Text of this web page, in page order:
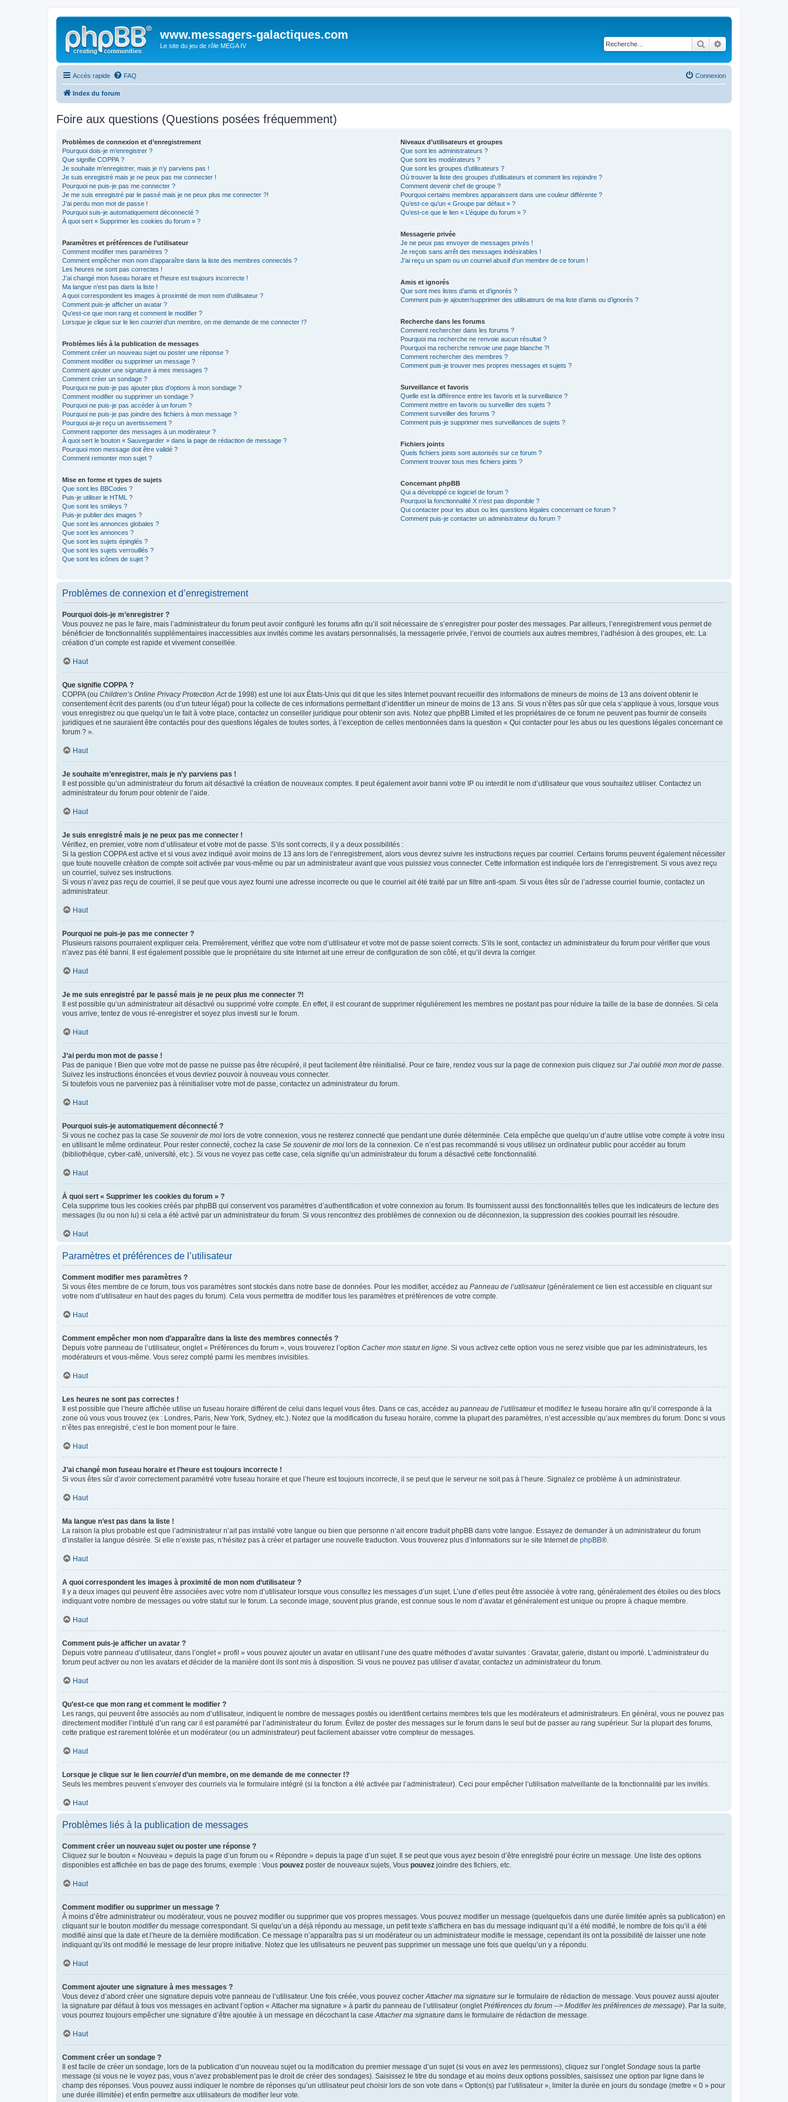
www.messagers-galactiques.com
Le site du jeu de rôle MEGA IV Rechercher
Accès rapide FAQ Connexion
Index du forum
Foire aux questions (Questions posées fréquemment)
Problèmes de connexion et d’enregistrement
Pourquoi dois-je m’enregistrer ?
Que signifie COPPA ?
Je souhaite m’enregistrer, mais je n’y parviens pas !
Je suis enregistré mais je ne peux pas me connecter !
Pourquoi ne puis-je pas me connecter ?
Je me suis enregistré par le passé mais je ne peux plus me connecter ?!
J’ai perdu mon mot de passe !
Pourquoi suis-je automatiquement déconnecté ?
À quoi sert « Supprimer les cookies du forum » ?
Paramètres et préférences de l’utilisateur
Comment modifier mes paramètres ?
Comment empêcher mon nom d’apparaître dans la liste des membres connectés ?
Les heures ne sont pas correctes !
J’ai changé mon fuseau horaire et l’heure est toujours incorrecte !
Ma langue n’est pas dans la liste !
A quoi correspondent les images à proximité de mon nom d’utilisateur ?
Comment puis-je afficher un avatar ?
Qu’est-ce que mon rang et comment le modifier ?
Lorsque je clique sur le lien courrield’un membre, on me demande de me connecter !?
Problèmes liés à la publication de messages
Comment créer un nouveau sujet ou poster une réponse ?
Comment modifier ou supprimer un message ?
Comment ajouter une signature à mes messages ?
Comment créer un sondage ?
Pourquoi ne puis-je pas ajouter plus d’options à mon sondage ?
Comment modifier ou supprimer un sondage ?
Pourquoi ne puis-je pas accéder à un forum ?
Pourquoi ne puis-je pas joindre des fichiers à mon message ?
Pourquoi ai-je reçu un avertissement ?
Comment rapporter des messages à un modérateur ?
À quoi sert le bouton « Sauvegarder » dans la page de rédaction de message ?
Pourquoi mon message doit être validé ?
Comment remonter mon sujet ?
Mise en forme et types de sujets
Que sont les BBCodes ?
Puis-je utiliser le HTML ?
Que sont les smileys ?
Puis-je publier des images ?
Que sont les annonces globales ?
Que sont les annonces ?
Que sont les sujets épinglés ?
Que sont les sujets verrouillés ?
Que sont les icônes de sujet ?
Niveaux d’utilisateurs et groupes
Que sont les administrateurs ?
Que sont les modérateurs ?
Que sont les groupes d’utilisateurs ?
Où trouver la liste des groupes d’utilisateurs et comment les rejoindre ?
Comment devenir chef de groupe ?
Pourquoi certains membres apparaissent dans une couleur différente ?
Qu’est-ce qu’un « Groupe par défaut » ?
Qu’est-ce que le lien « L’équipe du forum » ?
Messagerie privée
Je ne peux pas envoyer de messages privés !
Je reçois sans arrêt des messages indésirables !
J’ai reçu un spam ou un courriel abusif d’un membre de ce forum !
Amis et ignorés
Que sont mes listes d’amis et d’ignorés ?
Comment puis-je ajouter/supprimer des utilisateurs de ma liste d’amis ou d’ignorés ?
Recherche dans les forums
Comment rechercher dans les forums ?
Pourquoi ma recherche ne renvoie aucun résultat ?
Pourquoi ma recherche renvoie une page blanche ?!
Comment rechercher des membres ?
Comment puis-je trouver mes propres messages et sujets ?
Surveillance et favoris
Quelle est la différence entre les favoris et la surveillance ?
Comment mettre en favoris ou surveiller des sujets ?
Comment surveiller des forums ?
Comment puis-je supprimer mes surveillances de sujets ?
Fichiers joints
Quels fichiers joints sont autorisés sur ce forum ?
Comment trouver tous mes fichiers joints ?
Concernant phpBB
Qui a développé ce logiciel de forum ?
Pourquoi la fonctionnalité X n’est pas disponible ?
Qui contacter pour les abus ou les questions légales concernant ce forum ?
Comment puis-je contacter un administrateur du forum ?
Problèmes de connexion et d’enregistrement
Pourquoi dois-je m’enregistrer ?
Vous pouvez ne pas le faire, mais l’administrateur du forum peut avoir configuré les forums afin qu’il soit nécessaire de s’enregistrer pour poster des messages. Par ailleurs, l’enregistrement vous permet de
bénéficier de fonctionnalités supplémentaires inaccessibles aux invités comme les avatars personnalisés, la messagerie privée, l’envoi de courriels aux autres membres, l’adhésion à des groupes, etc. La
création d’un compte est rapide et vivement conseillée.
Haut
Que signifie COPPA ?
COPPA (ou Children’s Online Privacy Protection Actde 1998) est une loi aux États-Unis qui dit que les sites Internet pouvant recueillir des informations de mineurs de moins de 13 ans doivent obtenir le
consentement écrit des parents (ou d’un tuteur légal) pour la collecte de ces informations permettant d’identifier un mineur de moins de 13 ans. Si vous n’êtes pas sûr que cela s’applique à vous, lorsque vous
vous enregistrez ou que quelqu’un le fait à votre place, contactez un conseiller juridique pour obtenir son avis. Notez que phpBB Limited et les propriétaires de ce forum ne peuvent pas fournir de conseils
juridiques et ne sauraient être contactés pour des questions légales de toutes sortes, à l’exception de celles mentionnées dans la question « Qui contacter pour les abus ou les questions légales concernant ce
forum ? ».
Haut
Je souhaite m’enregistrer, mais je n’y parviens pas !
Il est possible qu’un administrateur du forum ait désactivé la création de nouveaux comptes. Il peut également avoir banni votre IP ou interdit le nom d’utilisateur que vous souhaitez utiliser. Contactez un
administrateur du forum pour obtenir de l’aide.
Haut
Je suis enregistré mais je ne peux pas me connecter !
Vérifiez, en premier, votre nom d’utilisateur et votre mot de passe. S’ils sont corrects, il y a deux possibilités :
Si la gestion COPPA est active et si vous avez indiqué avoir moins de 13 ans lors de l’enregistrement, alors vous devrez suivre les instructions reçues par courriel. Certains forums peuvent également nécessiter
que toute nouvelle création de compte soit activée par vous-même ou par un administrateur avant que vous puissiez vous connecter. Cette information est indiquée lors de l’enregistrement. Si vous avez reçu
un courriel, suivez ses instructions.
Si vous n’avez pas reçu de courriel, il se peut que vous ayez fourni une adresse incorrecte ou que le courriel ait été traité par un filtre anti-spam. Si vous êtes sûr de l’adresse courriel fournie, contactez un
administrateur.
Haut
Pourquoi ne puis-je pas me connecter ?
Plusieurs raisons pourraient expliquer cela. Premièrement, vérifiez que votre nom d’utilisateur et votre mot de passe soient corrects. S’ils le sont, contactez un administrateur du forum pour vérifier que vous
n’avez pas été banni. Il est également possible que le propriétaire du site Internet ait une erreur de configuration de son côté, et qu’il devra la corriger.
Haut
Je me suis enregistré par le passé mais je ne peux plus me connecter ?!
Il est possible qu’un administrateur ait désactivé ou supprimé votre compte. En effet, il est courant de supprimer régulièrement les membres ne postant pas pour réduire la taille de la base de données. Si cela
vous arrive, tentez de vous ré-enregistrer et soyez plus investi sur le forum.
Haut
J’ai perdu mon mot de passe !
Pas de panique ! Bien que votre mot de passe ne puisse pas être récupéré, il peut facilement être réinitialisé. Pour ce faire, rendez vous sur la page de connexion puis cliquez sur J’ai oublié mon mot de passe
Suivez les instructions énoncées et vous devriez pouvoir à nouveau vous connecter.
Si toutefois vous ne parveniez pas à réinitialiser votre mot de passe, contactez un administrateur du forum.
Haut
Pourquoi suis-je automatiquement déconnecté ?
Si vous ne cochez pas la case Se souvenir de moi lors de votre connexion, vous ne resterez connecté que pendant une durée déterminée. Cela empêche que quelqu’un d’autre utilise votre compte à votre insu
en utilisant le même ordinateur. Pour rester connecté, cochez la case Se souvenir de moi lors de la connexion. Ce n’est pas recommandé si vous utilisez un ordinateur public pour accéder au forum
(bibliothèque, cyber-café, université, etc.). Si vous ne voyez pas cette case, cela signifie qu’un administrateur du forum a désactivé cette fonctionnalité.
Haut
À quoi sert « Supprimer les cookies du forum » ?
Cela supprime tous les cookies créés par phpBB qui conservent vos paramètres d’authentification et votre connexion au forum. Ils fournissent aussi des fonctionnalités telles que les indicateurs de lecture des
messages (lu ou non lu) si cela a été activé par un administrateur du forum. Si vous rencontrez des problèmes de connexion ou de déconnexion, la suppression des cookies pourrait les résoudre.
Haut
Paramètres et préférences de l’utilisateur
Comment modifier mes paramètres ?
Si vous êtes membre de ce forum, tous vos paramètres sont stockés dans notre base de données. Pour les modifier, accédez au Panneau de l’utilisateur(généralement ce lien est accessible en cliquant sur
votre nom d’utilisateur en haut des pages du forum). Cela vous permettra de modifier tous les paramètres et préférences de votre compte.
Haut
Comment empêcher mon nom d’apparaître dans la liste des membres connectés ?
Depuis votre panneau de l’utilisateur, onglet « Préférences du forum », vous trouverez l’option Cacher mon statut en ligne . Si vous activez cette option vous ne serez visible que par les administrateurs, les
modérateurs et vous-même. Vous serez compté parmi les membres invisibles.
Haut
Les heures ne sont pas correctes !
Il est possible que l’heure affichée utilise un fuseau horaire différent de celui dans lequel vous êtes. Dans ce cas, accédez au panneau de l’utilisateuret modifiez le fuseau horaire afin qu’il corresponde à la
zone où vous vous trouvez (ex : Londres, Paris, New York, Sydney, etc.). Notez que la modification du fuseau horaire, comme la plupart des paramètres, n’est accessible qu’aux membres du forum. Donc si vous
n’êtes pas enregistré, c’est le bon moment pour le faire.
Haut
J’ai changé mon fuseau horaire et l’heure est toujours incorrecte !
Si vous êtes sûr d’avoir correctement paramétré votre fuseau horaire et que l’heure est toujours incorrecte, il se peut que le serveur ne soit pas à l’heure. Signalez ce problème à un administrateur.
Haut
Ma langue n’est pas dans la liste !
La raison la plus probable est que l’administrateur n’ait pas installé votre langue ou bien que personne n’ait encore traduit phpBB dans votre langue. Essayez de demander à un administrateur du forum
d’installer la langue désirée. Si elle n’existe pas, n’hésitez pas à créer et partager une nouvelle traduction. Vous trouverez plus d’informations sur le site Internet de phpBB®.
Haut
A quoi correspondent les images à proximité de mon nom d’utilisateur ?
Il y a deux images qui peuvent être associées avec votre nom d’utilisateur lorsque vous consultez les messages d’un sujet. L’une d’elles peut être associée à votre rang, généralement des étoiles ou des blocs
indiquant votre nombre de messages ou votre statut sur le forum. La seconde image, souvent plus grande, est connue sous le nom d’avatar et généralement est unique ou propre à chaque membre.
Haut
Comment puis-je afficher un avatar ?
Depuis votre panneau d’utilisateur, dans l’onglet « profil » vous pouvez ajouter un avatar en utilisant l’une des quatre méthodes d’avatar suivantes : Gravatar, galerie, distant ou importé. L’administrateur du
forum peut activer ou non les avatars et décider de la manière dont ils sont mis à disposition. Si vous ne pouvez pas utiliser d’avatar, contactez un administrateur du forum.
Haut
Qu’est-ce que mon rang et comment le modifier ?
Les rangs, qui peuvent être associés au nom d’utilisateur, indiquent le nombre de messages postés ou identifient certains membres tels que les modérateurs et administrateurs. En général, vous ne pouvez pas
directement modifier l’intitulé d’un rang car il est paramétré par l’administrateur du forum. Évitez de poster des messages sur le forum dans le seul but de passer au rang supérieur. Sur la plupart des forums,
cette pratique est rarement tolérée et un modérateur (ou un administrateur) peut facilement abaisser votre compteur de messages.
Haut
Lorsque je clique sur le lien courrield’un membre, on me demande de me connecter !?
Seuls les membres peuvent s’envoyer des courriels via le formulaire intégré (si la fonction a été activée par l’administrateur). Ceci pour empêcher l’utilisation malveillante de la fonctionnalité par les invités.
Haut
Problèmes liés à la publication de messages
Comment créer un nouveau sujet ou poster une réponse ?
Cliquez sur le bouton « Nouveau » depuis la page d’un forum ou « Répondre » depuis la page d’un sujet. Il se peut que vous ayez besoin d’être enregistré pour écrire un message. Une liste des options
disponibles est affichée en bas de page des forums, exemple : Vous pouvez poster de nouveaux sujets, Vous pouvez joindre des fichiers, etc.
Haut
Comment modifier ou supprimer un message ?
À moins d’être administrateur ou modérateur, vous ne pouvez modifier ou supprimer que vos propres messages. Vous pouvez modifier un message (quelquefois dans une durée limitée après sa publication) en
cliquant sur le bouton modifierdu message correspondant. Si quelqu’un a déjà répondu au message, un petit texte s’affichera en bas du message indiquant qu’il a été modifié, le nombre de fois qu’il a été
modifié ainsi que la date et l’heure de la dernière modification. Ce message n’apparaîtra pas si un modérateur ou un administrateur modifie le message, cependant ils ont la possibilité de laisser une note
indiquant qu’ils ont modifié le message de leur propre initiative. Notez que les utilisateurs ne peuvent pas supprimer un message une fois que quelqu’un y a répondu.
Haut
Comment ajouter une signature à mes messages ?
Vous devez d’abord créer une signature depuis votre panneau de l’utilisateur. Une fois créée, vous pouvez cocher Attacher ma signature sur le formulaire de rédaction de message. Vous pouvez aussi ajouter
la signature par défaut à tous vos messages en activant l’option « Attacher ma signature » à partir du panneau de l’utilisateur (onglet Préférences du forum --> Modifier les préférences de message). Par la suite,
vous pourrez toujours empêcher une signature d’être ajoutée à un message en décochant la case Attacher ma signature dans le formulaire de rédaction de message.
Haut
Comment créer un sondage ?
Il est facile de créer un sondage, lors de la publication d’un nouveau sujet ou la modification du premier message d’un sujet (si vous en avez les permissions), cliquez sur l’onglet Sondage sous la partie
message (si vous ne le voyez pas, vous n’avez probablement pas le droit de créer des sondages). Saisissez le titre du sondage et au moins deux options possibles, saisissez une option par ligne dans le
champ des réponses. Vous pouvez aussi indiquer le nombre de réponses qu’un utilisateur peut choisir lors de son vote dans « Option(s) par l’utilisateur », limiter la durée en jours du sondage (mettre « 0 » pour
une durée illimitée) et enfin permettre aux utilisateurs de modifier leur vote.